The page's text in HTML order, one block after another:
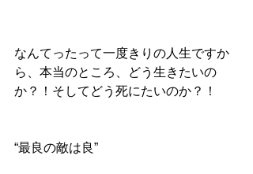
なんてったって一度きりの人生ですか
ら、本当のところ、どう生きたいの
か？！そしてどう死にたいのか？！
“最良の敵は良”